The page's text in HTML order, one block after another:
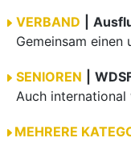
VERBAND
SENIOREN
MEHRERE